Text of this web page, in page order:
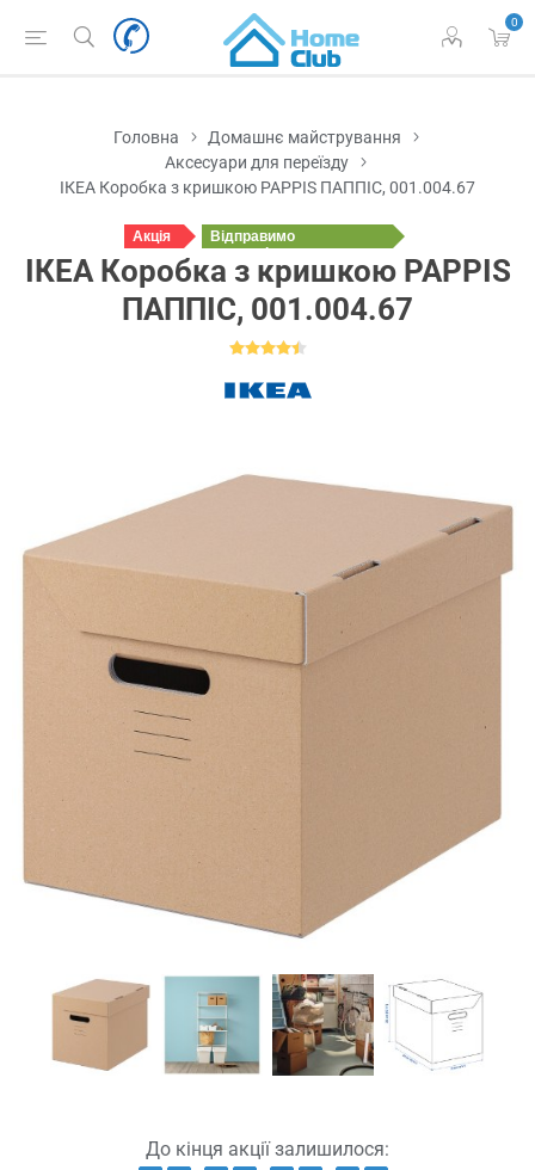
0
Головна
Домашнє майстрування
Аксесуари для переїзду
ІКЕА Коробка з кришкою PAPPIS ПАППІС, 001.004.67
Акція
Відправимо
у понеділок
ІКЕА Коробка з кришкою PAPPIS
ПАППІС, 001.004.67
До кінця акції залишилося: